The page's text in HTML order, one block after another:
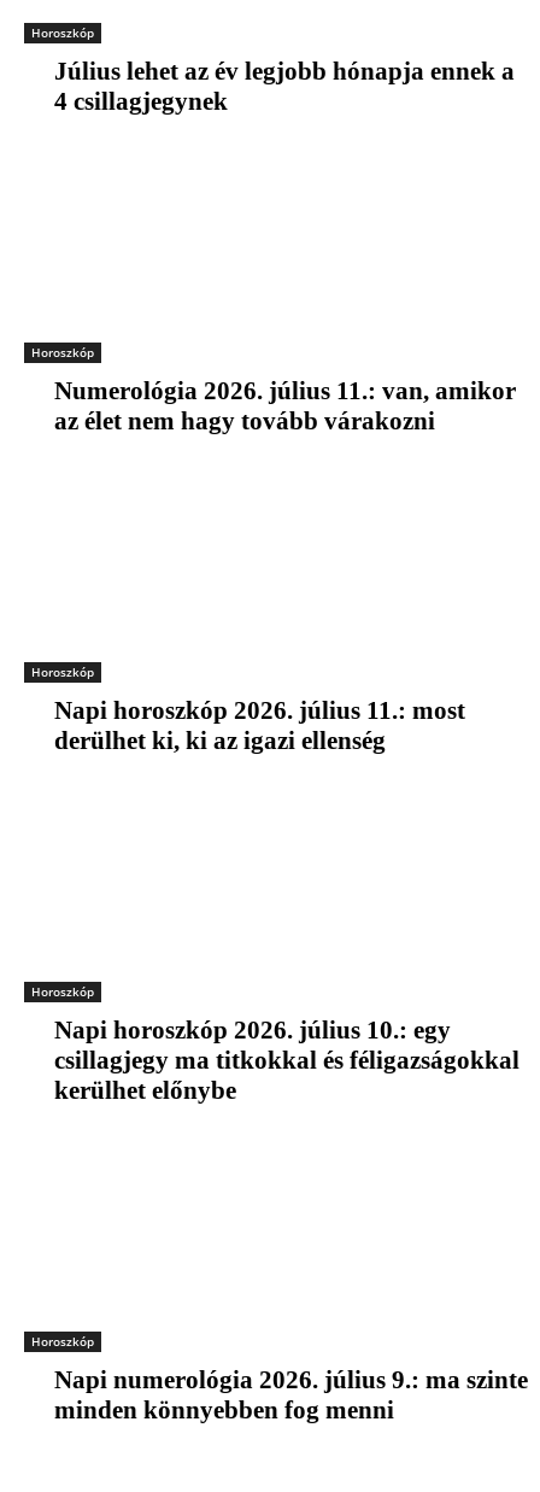
Horoszkóp
Július lehet az év legjobb hónapja ennek a
4 csillagjegynek
Horoszkóp
Numerológia 2026. július 11.: van, amikor
az élet nem hagy tovább várakozni
Horoszkóp
Napi horoszkóp 2026. július 11.: most
derülhet ki, ki az igazi ellenség
Horoszkóp
Napi horoszkóp 2026. július 10.: egy
csillagjegy ma titkokkal és féligazságokkal
kerülhet előnybe
Horoszkóp
Napi numerológia 2026. július 9.: ma szinte
minden könnyebben fog menni